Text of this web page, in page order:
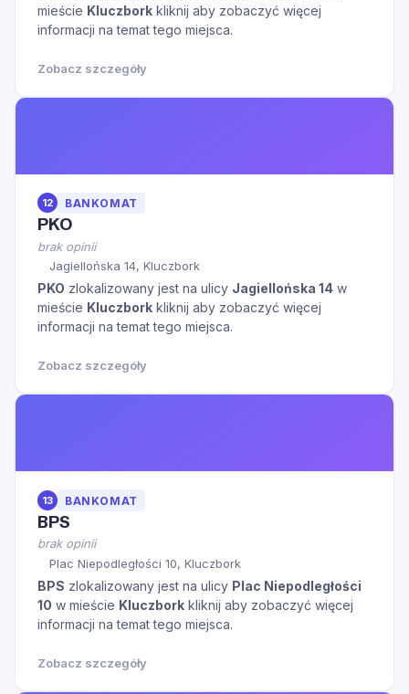
mieście Kluczbork kliknij aby zobaczyć więcej
informacji na temat tego miejsca.
Zobacz szczegóły
12 BANKOMAT
PKO
brak opinii
Jagiellońska 14, Kluczbork
PKO zlokalizowany jest na ulicy Jagiellońska 14 w
mieście Kluczbork kliknij aby zobaczyć więcej
informacji na temat tego miejsca.
Zobacz szczegóły
13 BANKOMAT
BPS
brak opinii
Plac Niepodległości 10, Kluczbork
BPS zlokalizowany jest na ulicy Plac Niepodległości
10 w mieście Kluczbork kliknij aby zobaczyć więcej
informacji na temat tego miejsca.
Zobacz szczegóły